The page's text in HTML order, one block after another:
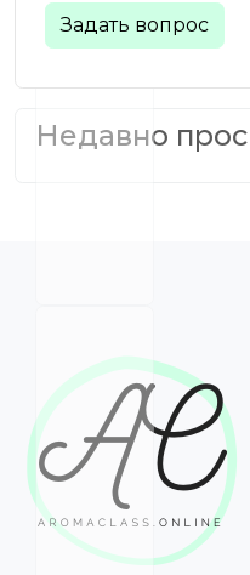
Задать вопрос
Недавно